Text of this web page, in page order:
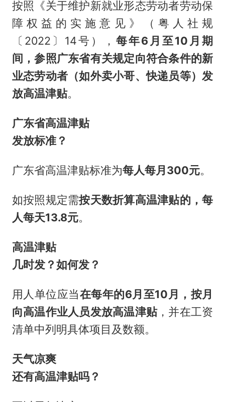
按照《关于维护新就业形态劳动者劳动保
障权益的实施意见》（粤人社规
〔2022〕14号）， 每年6月至10月期
间，参照广东省有关规定向符合条件的新
业态劳动者（如外卖小哥、快递员等）发
放高温津贴。
广东省高温津贴
发放标准？
广东省高温津贴标准为每人每月300元。
如按照规定需按天数折算高温津贴的，每
人每天13.8元。
高温津贴
几时发？如何发？
用人单位应当在每年的6月至10月，按月
向高温作业人员发放高温津贴，并在工资
清单中列明具体项目及数额。
天气凉爽
还有高温津贴吗？